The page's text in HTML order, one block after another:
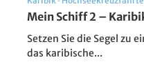
Mein Schiff 2 –
Setzen Sie die Segel zu
das karibische...